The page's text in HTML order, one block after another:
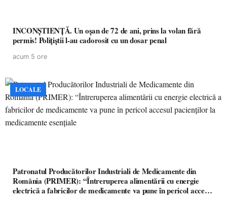
INCONȘTIENȚĂ. Un oșan de 72 de ani, prins la volan fără
permis! Polițiștii l-au cadorosit cu un dosar penal
acum 5 ore
LOCALE
Patronatul Producătorilor Industriali de Medicamente din
România (PRIMER): “Întreruperea alimentării cu energie
electrică a fabricilor de medicamente va pune în pericol accesul